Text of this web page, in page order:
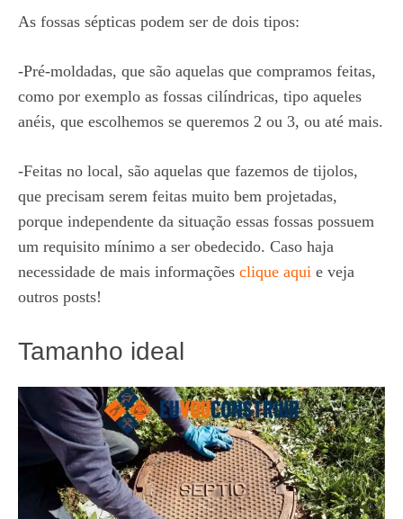
As fossas sépticas podem ser de dois tipos:
-Pré-moldadas, que são aquelas que compramos feitas,
como por exemplo as fossas cilíndricas, tipo aqueles
anéis, que escolhemos se queremos 2 ou 3, ou até mais.
-Feitas no local, são aquelas que fazemos de tijolos,
que precisam serem feitas muito bem projetadas,
porque independente da situação essas fossas possuem
um requisito mínimo a ser obedecido. Caso haja
necessidade de mais informações clique aqui e veja
outros posts!
Tamanho ideal